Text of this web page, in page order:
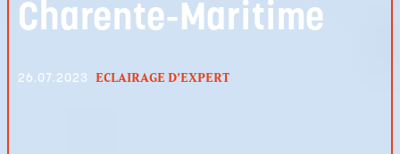
Charente-Maritime
26.07.2023 ECLAIRAGE D’EXPERT